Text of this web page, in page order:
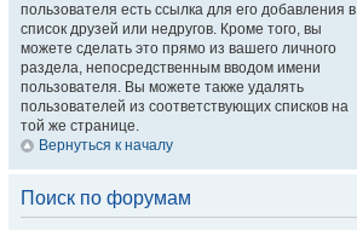
пользователя есть ссылка для его добавления в
список друзей или недругов. Кроме того, вы
можете сделать это прямо из вашего личного
раздела, непосредственным вводом имени
пользователя. Вы можете также удалять
пользователей из соответствующих списков на
той же странице.
Вернуться к началу
Поиск по форумам